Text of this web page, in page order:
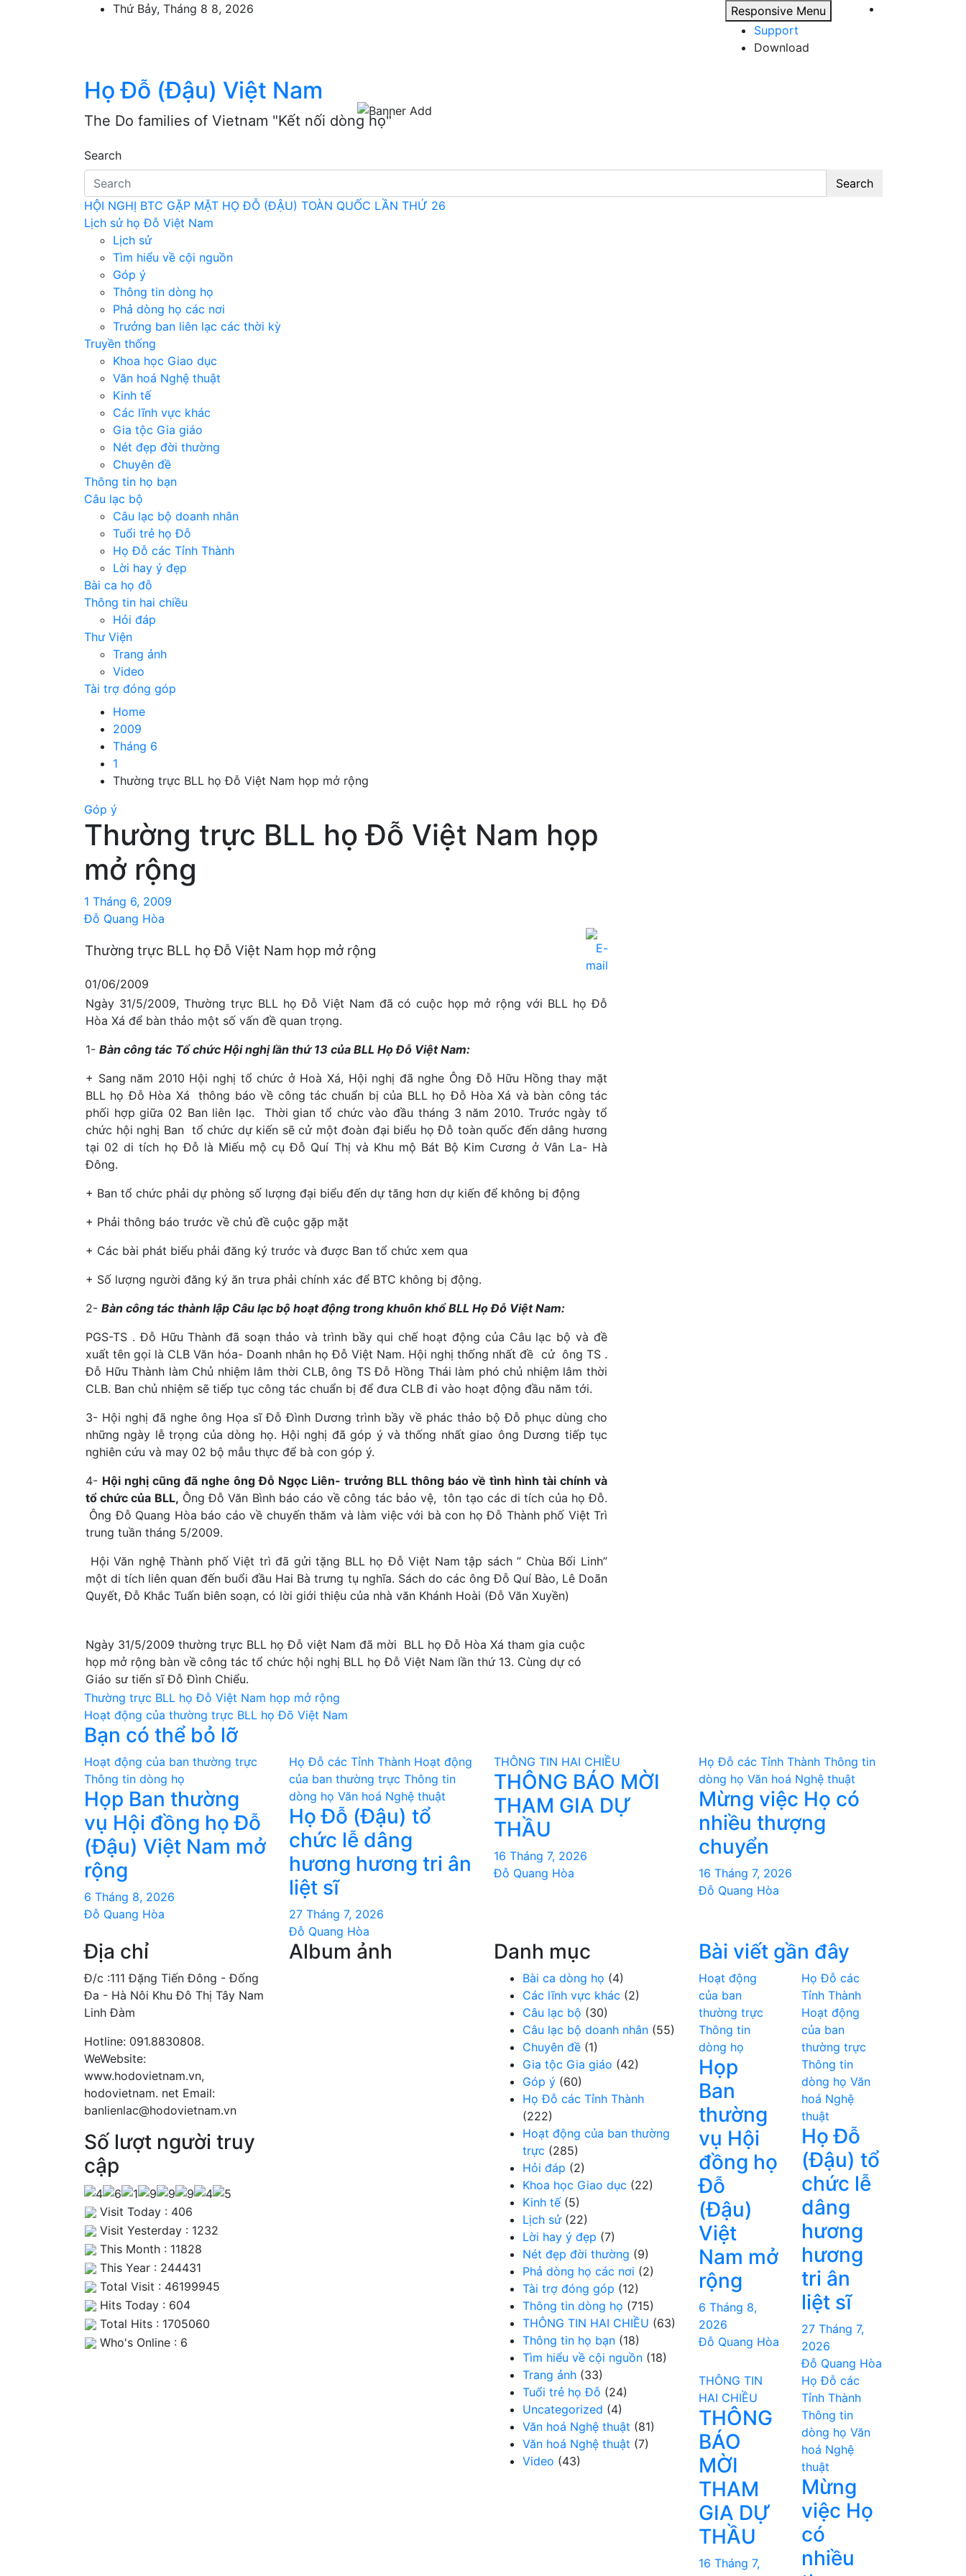
Thứ Bảy, Tháng 8 8, 2026
Responsive Menu
Support
Download
Họ Đỗ (Đậu) Việt Nam
The Do families of Vietnam "Kết nối dòng họ"
Search
Search
HỘI NGHỊ BTC GẶP MẶT HỌ ĐỖ (ĐẬU) TOÀN QUỐC LẦN THỨ 26
Lịch sử họ Đỗ Việt Nam
Lịch sử
Tìm hiểu về cội nguồn
Góp ý
Thông tin dòng họ
Phả dòng họ các nơi
Trưởng ban liên lạc các thời kỳ
Truyền thống
Khoa học Giao dục
Văn hoá Nghệ thuật
Kinh tế
Các lĩnh vực khác
Gia tộc Gia giáo
Nét đẹp đời thường
Chuyên đề
Thông tin họ bạn
Câu lạc bộ
Câu lạc bộ doanh nhân
Tuổi trẻ họ Đỗ
Họ Đỗ các Tỉnh Thành
Lời hay ý đẹp
Bài ca họ đỗ
Thông tin hai chiều
Hỏi đáp
Thư Viện
Trang ảnh
Video
Tài trợ đóng góp
Home
2009
Tháng 6
1
Thường trực BLL họ Đỗ Việt Nam họp mở rộng
Góp ý
Thường trực BLL họ Đỗ Việt Nam họp
mở rộng
1 Tháng 6, 2009
Đỗ Quang Hòa
Thường trực BLL họ Đỗ Việt Nam họp mở rộng
01/06/2009
Ngày 31/5/2009, Thường trực BLL họ Đỗ Việt Nam đã có cuộc họp mở rộng với BLL họ Đỗ
Hòa Xá để bàn thảo một số vấn đề quan trọng.
1- Bàn công tác Tổ chức Hội nghị lần thứ 13 của BLL Họ Đỗ Việt Nam:
+ Sang năm 2010 Hội nghị tổ chức ở Hoà Xá, Hội nghị đã nghe Ông Đỗ Hữu Hồng thay mặt
BLL họ Đỗ Hòa Xá thông báo về công tác chuẩn bị của BLL họ Đỗ Hòa Xá và bàn công tác
phối hợp giữa 02 Ban liên lạc. Thời gian tổ chức vào đầu tháng 3 năm 2010. Trước ngày tổ
chức hội nghị Ban tổ chức dự kiến sẽ cử một đoàn đại biểu họ Đỗ toàn quốc đến dâng hương
tại 02 di tích họ Đỗ là Miếu mộ cụ Đỗ Quí Thị và Khu mộ Bát Bộ Kim Cương ở Vân La- Hà
Đông.
+ Ban tổ chức phải dự phòng số lượng đại biểu đến dự tăng hơn dự kiến để không bị động
+ Phải thông báo trước về chủ đề cuộc gặp mặt
+ Các bài phát biểu phải đăng ký trước và được Ban tổ chức xem qua
+ Số lượng người đăng ký ăn trưa phải chính xác để BTC không bị động.
2- Bàn công tác thành lập Câu lạc bộ hoạt động trong khuôn khổ BLL Họ Đỗ Việt Nam:
PGS-TS . Đỗ Hữu Thành đã soạn thảo và trình bầy qui chế hoạt động của Câu lạc bộ và đề
xuất tên gọi là CLB Văn hóa- Doanh nhân họ Đỗ Việt Nam. Hội nghị thống nhất đề cử ông TS .
Đỗ Hữu Thành làm Chủ nhiệm lâm thời CLB, ông TS Đỗ Hồng Thái làm phó chủ nhiệm lâm thời
CLB. Ban chủ nhiệm sẽ tiếp tục công tác chuẩn bị để đưa CLB đi vào hoạt động đầu năm tới.
3- Hội nghị đã nghe ông Họa sĩ Đỗ Đình Dương trình bầy về phác thảo bộ Đỗ phục dùng cho
những ngày lễ trọng của dòng họ. Hội nghị đã góp ý và thống nhất giao ông Dương tiếp tục
nghiên cứu và may 02 bộ mẫu thực để bà con góp ý.
4- Hội nghị cũng đã nghe ông Đỗ Ngọc Liên- trưởng BLL thông báo về tình hình tài chính và
tổ chức của BLL, Ông Đỗ Văn Bình báo cáo về công tác bảo vệ, tôn tạo các di tích của họ Đỗ.
Ông Đỗ Quang Hòa báo cáo về chuyến thăm và làm việc với bà con họ Đỗ Thành phố Việt Trì
trung tuần tháng 5/2009.
Hội Văn nghệ Thành phố Việt trì đã gửi tặng BLL họ Đỗ Việt Nam tập sách ” Chùa Bối Linh”
một di tích liên quan đến buổi đầu Hai Bà trưng tụ nghĩa. Sách do các ông Đỗ Quí Bào, Lê Doãn
Quyết, Đỗ Khắc Tuấn biên soạn, có lời giới thiệu của nhà văn Khánh Hoài (Đỗ Văn Xuyền)
Ngày 31/5/2009 thường trực BLL họ Đỗ việt Nam đã mời BLL họ Đỗ Hòa Xá tham gia cuộc
họp mở rộng bàn về công tác tổ chức hội nghị BLL họ Đỗ Việt Nam lần thứ 13. Cùng dự có
Giáo sư tiến sĩ Đỗ Đình Chiểu.
Điều
hướng
bài
viết
Thường trực BLL họ Đỗ Việt Nam họp mở rộng
Hoạt động của thường trực BLL họ Đõ Việt Nam
Bạn có thể bỏ lỡ
Hoạt động của ban thường trực
Thông tin dòng họ
Họp Ban thường
vụ Hội đồng họ Đỗ
(Đậu) Việt Nam mở
rộng
6 Tháng 8, 2026
Đỗ Quang Hòa
Họ Đỗ các Tỉnh Thành Hoạt động
của ban thường trực Thông tin
dòng họ Văn hoá Nghệ thuật
Họ Đỗ (Đậu) tổ
chức lễ dâng
hương hương tri ân
liệt sĩ
27 Tháng 7, 2026
Đỗ Quang Hòa
THÔNG TIN HAI CHIỀU
THÔNG BÁO MỜI
THAM GIA DỰ
THẦU
16 Tháng 7, 2026
Đỗ Quang Hòa
Họ Đỗ các Tỉnh Thành Thông tin
dòng họ Văn hoá Nghệ thuật
Mừng việc Họ có
nhiều thượng
chuyển
16 Tháng 7, 2026
Đỗ Quang Hòa
Địa chỉ
Đ/c :111 Đặng Tiến Đông - Đống
Đa - Hà Nôi Khu Đô Thị Tây Nam
Linh Đàm
Hotline: 091.8830808.
WeWebsite:
www.hodovietnam.vn,
hodovietnam. net Email:
banlienlac@hodovietnam.vn
Số lượt người truy
cập
Visit Today : 406
Visit Yesterday : 1232
This Month : 11828
This Year : 244431
Total Visit : 46199945
Hits Today : 604
Total Hits : 1705060
Who's Online : 6
Album ảnh Danh mục
Bài ca dòng họ (4)
Các lĩnh vực khác (2)
Câu lạc bộ (30)
Câu lạc bộ doanh nhân (55)
Chuyên đề (1)
Gia tộc Gia giáo (42)
Góp ý (60)
Họ Đỗ các Tỉnh Thành
(222)
Hoạt động của ban thường
trực (285)
Hỏi đáp (2)
Khoa học Giao dục (22)
Kinh tế(5)
Lịch sử(22)
Lời hay ý đẹp (7)
Nét đẹp đời thường (9)
Phả dòng họ các nơi (2)
Tài trợ đóng góp (12)
Thông tin dòng họ (715)
THÔNG TIN HAI CHIỀU (63)
Thông tin họ bạn (18)
Tìm hiểu về cội nguồn (18)
Trang ảnh (33)
Tuổi trẻ họ Đỗ (24)
Uncategorized (4)
Văn hoá Nghệ thuật (81)
Văn hoá Nghệ thuật (7)
Video (43)
Bài viết gần đây
Hoạt động
của ban
thường trực
Thông tin
dòng họ
Họp
Ban
thường
vụ Hội
đồng họ
Đỗ
(Đậu)
Việt
Nam mở
rộng
6 Tháng 8,
2026
Đỗ Quang Hòa
Họ Đỗ các
Tỉnh Thành
Hoạt động
của ban
thường trực
Thông tin
dòng họ Văn
hoá Nghệ
thuật
Họ Đỗ
(Đậu) tổ
chức lễ
dâng
hương
hương
tri ân
liệt sĩ
27 Tháng 7,
2026
Đỗ Quang Hòa
THÔNG TIN
HAI CHIỀU
THÔNG
BÁO
MỜI
THAM
GIA DỰ
THẦU
16 Tháng 7,
Họ Đỗ các
Tỉnh Thành
Thông tin
dòng họ Văn
hoá Nghệ
thuật
Mừng
việc Họ
có
nhiều